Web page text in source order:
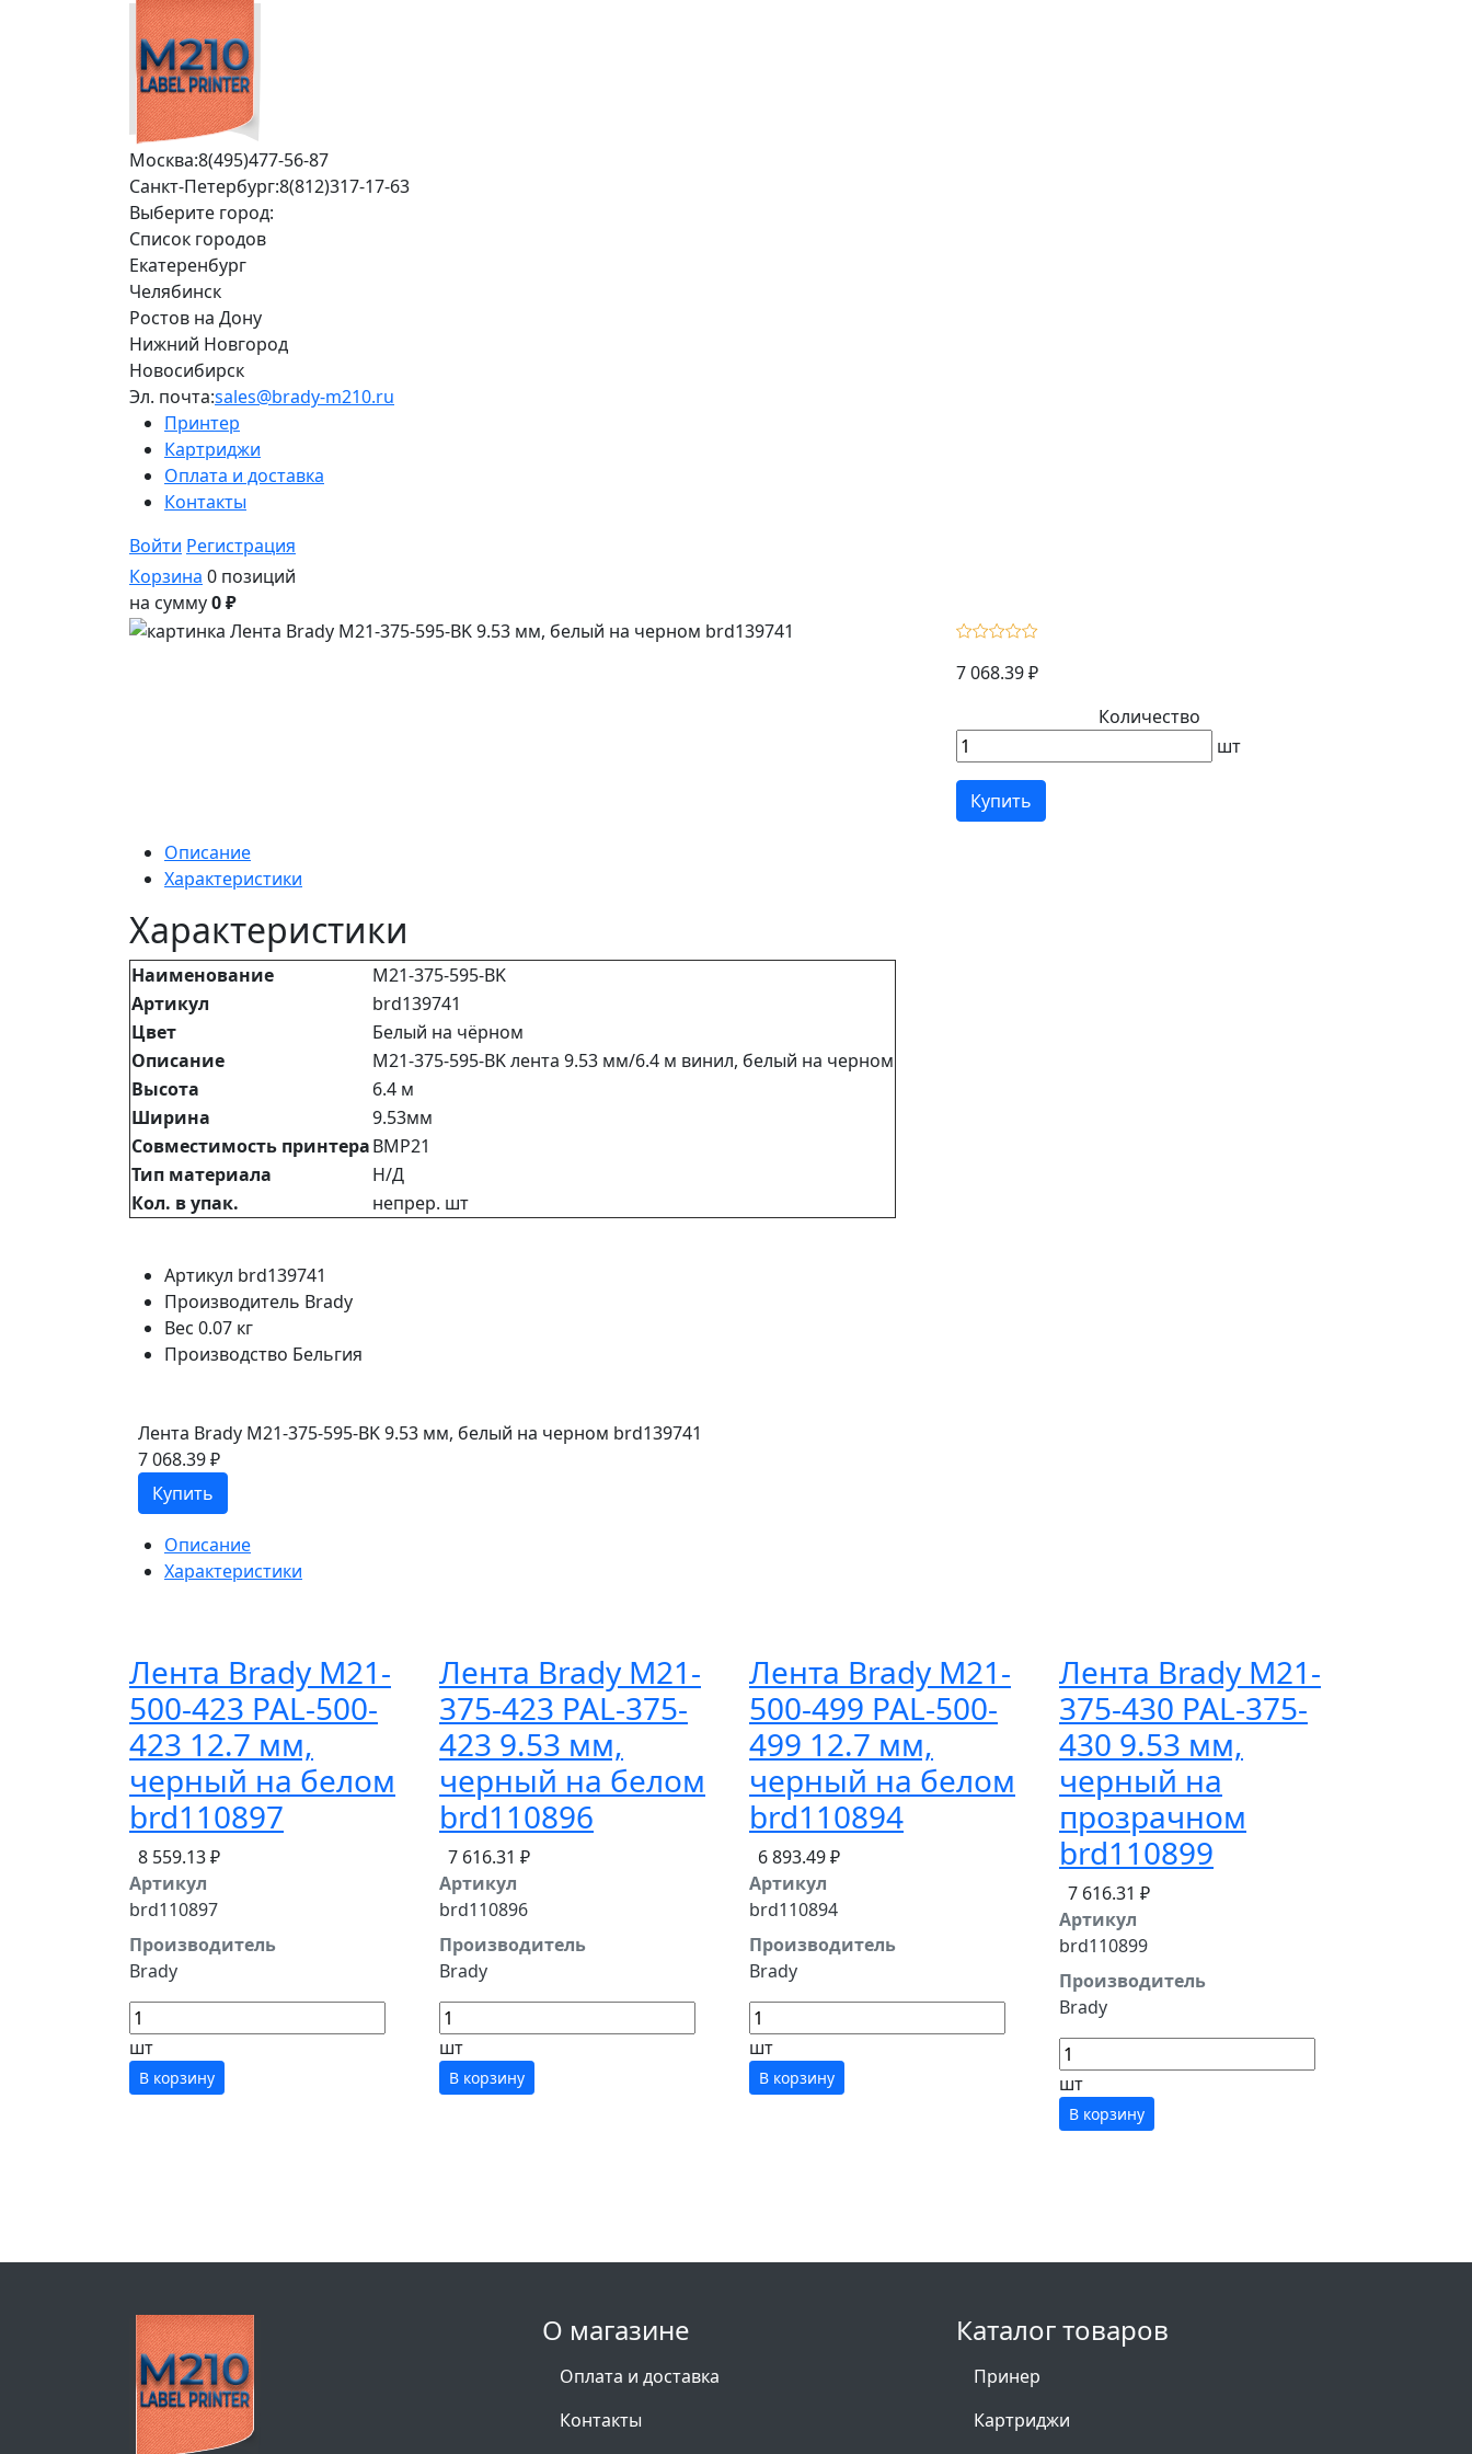
Москва:8(495)477-56-87
Санкт-Петербург:8(812)317-17-63
Выберите город:
Список городов
Екатеренбург
Челябинск
Ростов на Дону
Нижний Новгород
Новосибирск
Эл. почта:sales@brady-m210.ru
Принтер
Картриджи
Оплата и доставка
Контакты
Войти Регистрация
Корзина 0 позиций
на сумму0 ₽
7 068.39 ₽
Количество
шт
Купить
Описание
Характеристики
Характеристики
Наименование
M21-375-595-BK
Артикул
brd139741
Цвет
Белый на чёрном
Описание
M21-375-595-BK лента 9.53 мм/6.4 м винил, белый на черном
Высота
6.4 м
Ширина
9.53мм
Совместимость принтераBMP21
Тип материала
Н/Д
Кол. в упак.
непрер. шт
Артикул brd139741
Производитель Brady
Вес 0.07 кг
Производство Бельгия
Лента Brady M21-375-595-BK 9.53 мм, белый на черном brd139741
7 068.39 ₽
Купить
Описание
Характеристики
Лента Brady M21-
500-423 PAL-500-
423 12.7 мм,
черный на белом
brd110897
8 559.13 ₽
Артикул
brd110897
Производитель
Brady
шт
В корзину
Лента Brady M21-
375-423 PAL-375-
423 9.53 мм,
черный на белом
brd110896
7 616.31 ₽
Артикул
brd110896
Производитель
Brady
шт
В корзину
Лента Brady M21-
500-499 PAL-500-
499 12.7 мм,
черный на белом
brd110894
6 893.49 ₽
Артикул
brd110894
Производитель
Brady
шт
В корзину
Лента Brady M21-
375-430 PAL-375-
430 9.53 мм,
черный на
прозрачном
brd110899
7 616.31 ₽
Артикул
brd110899
Производитель
Brady
шт
В корзину
О магазине
Оплата и доставка
Контакты
Каталог товаров
Принер
Картриджи